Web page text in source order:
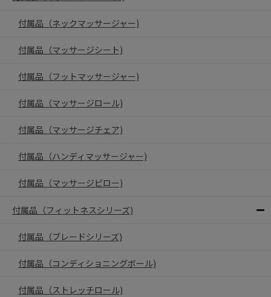
付属品（ネックマッサージャー)
付属品（マッサージシート)
付属品（フットマッサージャー)
付属品（マッサージロール)
付属品（マッサージチェア)
付属品（ハンディマッサージャー)
付属品（マッサージピロー)
付属品（フィットネスシリーズ)
付属品（ブレードシリーズ)
付属品（コンディショニングボール)
付属品（ストレッチロール)